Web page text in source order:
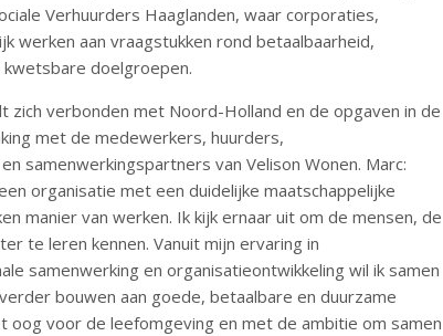
Verhuurders Haaglanden, waar corporaties,
werken aan vraagstukken rond betaalbaarheid,
kwetsbare doelgroepen.
zich verbonden met Noord-Holland en de opgaven in de
met de medewerkers, huurders,
samenwerkingspartners van Velison Wonen. Marc:
organisatie met een duidelijke maatschappelijke
manier van werken. Ik kijk ernaar uit om de mensen, de
te leren kennen. Vanuit mijn ervaring in
samenwerking en organisatieontwikkeling wil ik samen
bouwen aan goede, betaalbare en duurzame
oog voor de leefomgeving en met de ambitie om samen